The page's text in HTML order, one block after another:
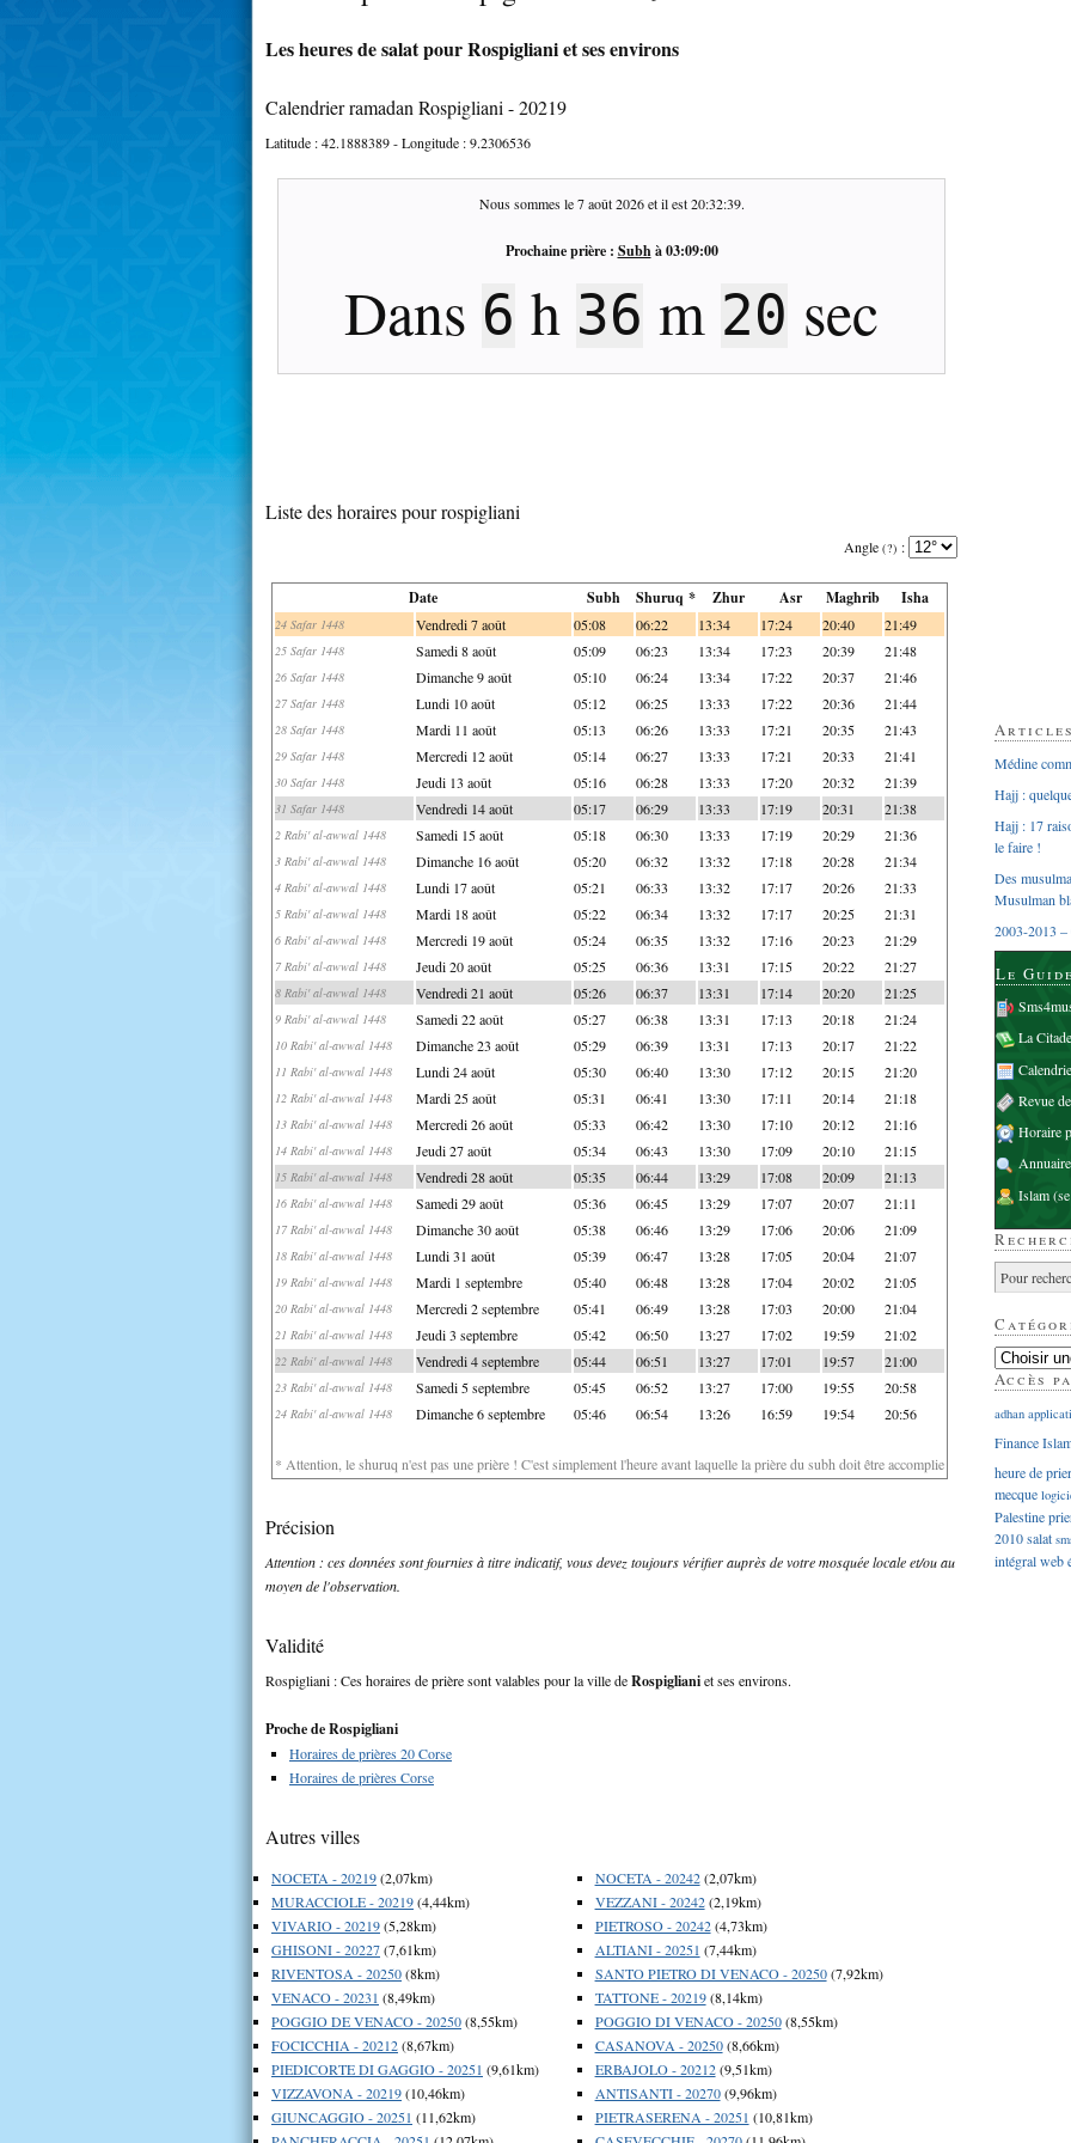
Les heures de salat pour Rospigliani et ses environs
Calendrier ramadan Rospigliani - 20219
Latitude :42.1888389- Longitude :9.2306536
Nous sommes le7 août 2026et il est20:32:40.
Prochaine prière : Subhà03:09:00
Dans 6 h 36 m 19 sec
Liste des horaires pour rospigliani
Angle (?) :
Date Subh Shuruq * Zhur Asr Maghrib Isha
24 Safar 1448 Vendredi 7 août 05:08 06:22 13:34 17:24 20:40 21:49
25 Safar 1448 Samedi 8 août 05:09 06:23 13:34 17:23 20:39 21:48
26 Safar 1448 Dimanche 9 août 05:10 06:24 13:34 17:22 20:37 21:46
27 Safar 1448 Lundi 10 août 05:12 06:25 13:33 17:22 20:36 21:44
28 Safar 1448 Mardi 11 août 05:13 06:26 13:33 17:21 20:35 21:43
29 Safar 1448 Mercredi 12 août 05:14 06:27 13:33 17:21 20:33 21:41
30 Safar 1448 Jeudi 13 août 05:16 06:28 13:33 17:20 20:32 21:39
31 Safar 1448 Vendredi 14 août 05:17 06:29 13:33 17:19 20:31 21:38
2 Rabi' al-awwal 1448 Samedi 15 août 05:18 06:30 13:33 17:19 20:29 21:36
3 Rabi' al-awwal 1448 Dimanche 16 août 05:20 06:32 13:32 17:18 20:28 21:34
4 Rabi' al-awwal 1448 Lundi 17 août 05:21 06:33 13:32 17:17 20:26 21:33
5 Rabi' al-awwal 1448 Mardi 18 août 05:22 06:34 13:32 17:17 20:25 21:31
6 Rabi' al-awwal 1448 Mercredi 19 août 05:24 06:35 13:32 17:16 20:23 21:29
7 Rabi' al-awwal 1448 Jeudi 20 août 05:25 06:36 13:31 17:15 20:22 21:27
8 Rabi' al-awwal 1448 Vendredi 21 août 05:26 06:37 13:31 17:14 20:20 21:25
9 Rabi' al-awwal 1448 Samedi 22 août 05:27 06:38 13:31 17:13 20:18 21:24
10 Rabi' al-awwal 1448 Dimanche 23 août 05:29 06:39 13:31 17:13 20:17 21:22
11 Rabi' al-awwal 1448 Lundi 24 août 05:30 06:40 13:30 17:12 20:15 21:20
12 Rabi' al-awwal 1448 Mardi 25 août 05:31 06:41 13:30 17:11 20:14 21:18
13 Rabi' al-awwal 1448 Mercredi 26 août 05:33 06:42 13:30 17:10 20:12 21:16
14 Rabi' al-awwal 1448 Jeudi 27 août 05:34 06:43 13:30 17:09 20:10 21:15
15 Rabi' al-awwal 1448 Vendredi 28 août 05:35 06:44 13:29 17:08 20:09 21:13
16 Rabi' al-awwal 1448 Samedi 29 août 05:36 06:45 13:29 17:07 20:07 21:11
17 Rabi' al-awwal 1448 Dimanche 30 août 05:38 06:46 13:29 17:06 20:06 21:09
18 Rabi' al-awwal 1448 Lundi 31 août 05:39 06:47 13:28 17:05 20:04 21:07
19 Rabi' al-awwal 1448 Mardi 1 septembre 05:40 06:48 13:28 17:04 20:02 21:05
20 Rabi' al-awwal 1448 Mercredi 2 septembre 05:41 06:49 13:28 17:03 20:00 21:04
21 Rabi' al-awwal 1448 Jeudi 3 septembre 05:42 06:50 13:27 17:02 19:59 21:02
22 Rabi' al-awwal 1448 Vendredi 4 septembre 05:44 06:51 13:27 17:01 19:57 21:00
23 Rabi' al-awwal 1448 Samedi 5 septembre 05:45 06:52 13:27 17:00 19:55 20:58
24 Rabi' al-awwal 1448 Dimanche 6 septembre 05:46 06:54 13:26 16:59 19:54 20:56
* Attention, le shuruq n'est pas une prière ! C'est simplement l'heure avant laquelle la prière du subh doit être accomplie
Précision
Attention : ces données sont fournies à titre indicatif, vous devez toujours vérifier auprès de votre mosquée locale et/ou au
moyen de l'observation.
Validité
Rospigliani : Ces horaires de prière sont valables pour la ville deRospiglianiet ses environs.
Proche de Rospigliani
Horaires de prières 20 Corse
Horaires de prières Corse
Autres villes
NOCETA - 20219(2,07km)
MURACCIOLE - 20219(4,44km)
VIVARIO - 20219(5,28km)
GHISONI - 20227(7,61km)
RIVENTOSA - 20250(8km)
VENACO - 20231 (8,49km)
POGGIO DE VENACO - 20250(8,55km)
FOCICCHIA - 20212(8,67km)
PIEDICORTE DI GAGGIO - 20251 (9,61km)
VIZZAVONA - 20219(10,46km)
GIUNCAGGIO - 20251 (11,62km)
NOCETA - 20242(2,07km)
VEZZANI - 20242(2,19km)
PIETROSO - 20242(4,73km)
ALTIANI - 20251 (7,44km)
SANTO PIETRO DI VENACO - 20250(7,92km)
TATTONE - 20219(8,14km)
POGGIO DI VENACO - 20250(8,55km)
CASANOVA - 20250(8,66km)
ERBAJOLO - 20212(9,51km)
ANTISANTI - 20270(9,96km)
PIETRASERENA - 20251 (10,81km)
Médine
Hajj :
Hajj : 17
le faire !
Des
Musulman
2003-2013 –
Le
La
Revue
Horaire
Islam
Accès
adhan
Finance
heure de
mecque
Palestine
2010salat
intégralweb